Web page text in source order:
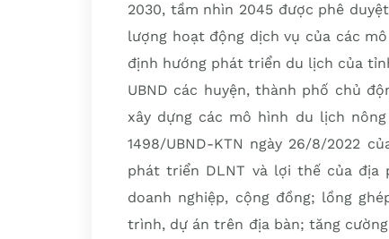
2030, tầm nhìn 2045 được phê
lượng hoạt động dịch vụ của các
định hướng phát triển du lịch của
UBND các huyện, thành phố chủ
xây dựng các mô hình du lịch
1498/UBND-KTN ngày 26/8/2022
phát triển DLNT và lợi thế của địa
doanh nghiệp, cộng đồng; lồng
trình, dự án trên địa bàn; tăng